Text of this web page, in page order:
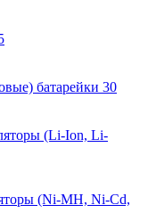
батарейки 30
(Li-Ion, Li-
(Ni-MH, Ni-Cd,